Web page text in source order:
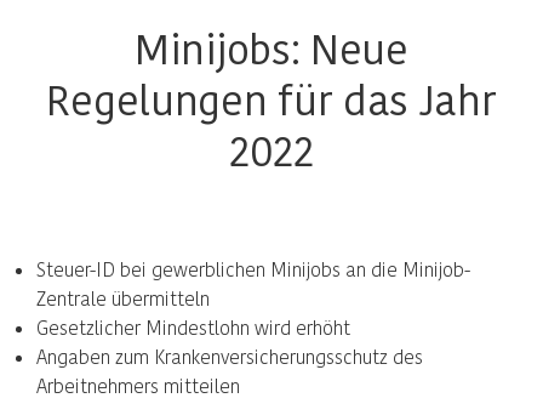
Minijobs: Neue
Regelungen für das Jahr
2022
Steuer-ID bei gewerblichen Minijobs an die Minijob-
Zentrale übermitteln
Gesetzlicher Mindestlohn wird erhöht
Angaben zum Krankenversicherungsschutz des
Arbeitnehmers mitteilen